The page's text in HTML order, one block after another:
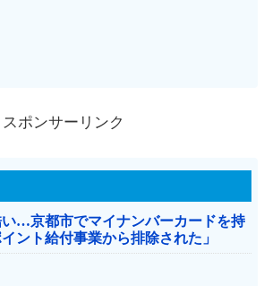
スポンサーリンク
…京都市でマイナンバーカードを持
ント給付事業から排除された」